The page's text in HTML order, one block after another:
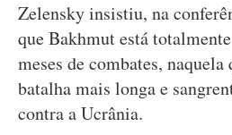
Zelensky insistiu, na
que Bakhmut está
meses de combates, naquela
batalha mais longa e
contra a Ucrânia.